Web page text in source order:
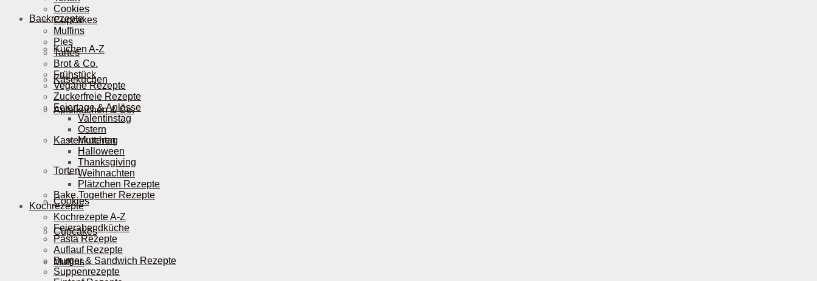
Backrezepte
Kuchen A-Z
Käsekuchen
Apfelkuchen & Co.
Kastenkuchen
Torten
Cookies
Cupcakes
Muffins
Cookies
Cupcakes
Muffins
Pies
Tartes
Brot & Co.
Frühstück
Vegane Rezepte
Zuckerfreie Rezepte
Feiertage & Anlässe
Valentinstag
Ostern
Muttertag
Halloween
Thanksgiving
Weihnachten
Plätzchen Rezepte
Bake Together Rezepte
Kochrezepte
Kochrezepte A-Z
Feierabendküche
Pasta Rezepte
Auflauf Rezepte
Burger & Sandwich Rezepte
Suppenrezepte